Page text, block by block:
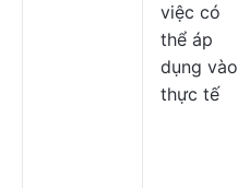
việc có
thể áp
dụng vào
thực tế